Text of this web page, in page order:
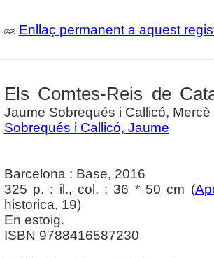
Enllaç permanent a aquest
Els Comtes-Reis de
Jaume Sobrequés i Callicó,
Sobrequés i Callicó, Jaume
Barcelona : Base, 2016
325 p. : il., col. ; 36 * 50 cm (
historica, 19)
En estoig.
ISBN 9788416587230